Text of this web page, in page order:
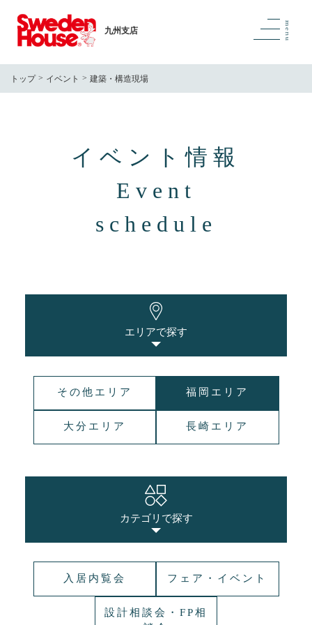
九州支店
トップ イベント 建築・構造現場
イベント情報
Event
schedule
エリアで探す
その他エリア 福岡エリア
大分エリア 長崎エリア
カテゴリで探す
入居内覧会 フェア・イベント
設計相談会・FP相